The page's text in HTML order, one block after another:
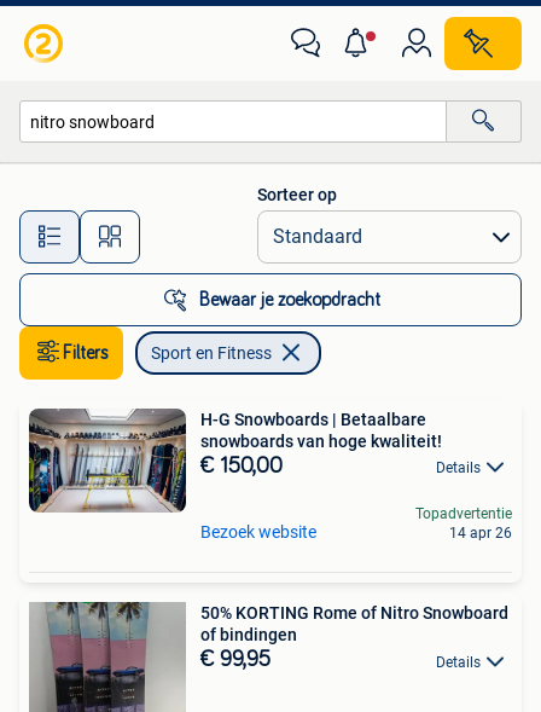
Alle afstanden…
Sorteer op
Bewaar je zoekopdracht
Filters Sport en Fitness
H-G Snowboards | Betaalbare
snowboards van hoge kwaliteit!
€ 150,00 Details
Bezoek website
Topadvertentie
14 apr 26
50% KORTING Rome of Nitro Snowboard
of bindingen
€ 99,95 Details